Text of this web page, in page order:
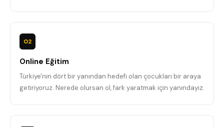
02
Online Eğitim
Türkiye'nin dört bir yanından hedefi olan çocukları bir araya
getiriyoruz. Nerede olursan ol, fark yaratmak için yanındayız.